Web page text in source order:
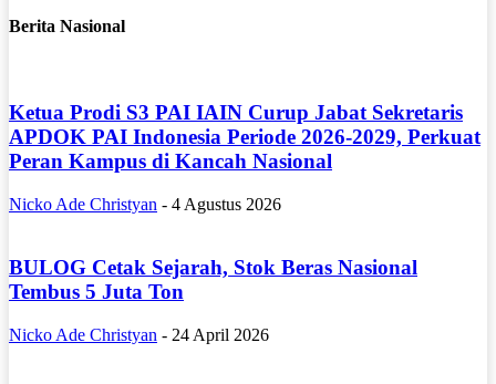
Berita Nasional
Ketua Prodi S3 PAI IAIN Curup Jabat Sekretaris
APDOK PAI Indonesia Periode 2026-2029, Perkuat
Peran Kampus di Kancah Nasional
Nicko Ade Christyan - 4 Agustus 2026
BULOG Cetak Sejarah, Stok Beras Nasional
Tembus 5 Juta Ton
Nicko Ade Christyan - 24 April 2026